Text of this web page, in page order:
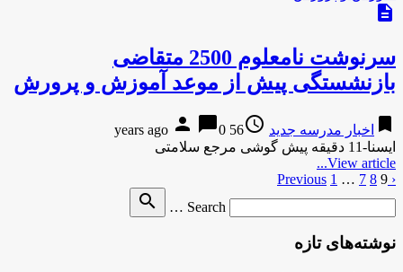
description
سرنوشت نامعلوم 2500 متقاضی
بازنشستگی پیش از موعد آموزش و پرورش
bookmark اخبار مدرسه جدید access_time
56 years ago
person chat_bubble0
ایسنا-11 دقیقه پیش گوشی مرجع سلامتی
View article...
صفحه‌بندی‹ Previous
1 … 7 8 9
Search …
search
نوشته‌های تازه